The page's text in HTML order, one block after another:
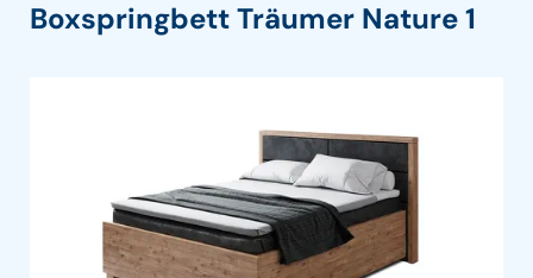
Boxspringbett Träumer Nature 1